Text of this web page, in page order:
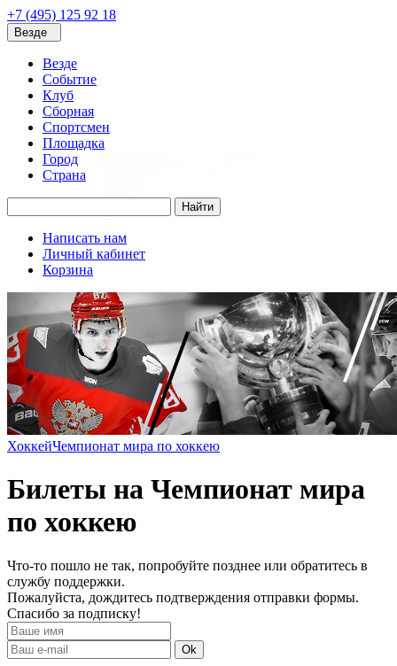
+7 (495) 125 92 18
Везде
Везде
Событие
Клуб
Сборная
Спортсмен
Площадка
Город
Страна
Найти
Написать нам
Личный кабинет
Корзина
ХоккейЧемпионат мира по хоккею
Билеты на Чемпионат мира
по хоккею
Что-то пошло не так, попробуйте позднее или обратитесь в
службу поддержки.
Пожалуйста, дождитесь подтверждения отправки формы.
Спасибо за подписку!
Ok